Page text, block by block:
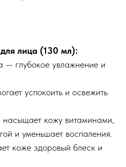
лица (130 мл):
— глубокое увлажнение и
успокоить и освежить
кожу витаминами,
и уменьшает воспаления.
коже здоровый блеск и